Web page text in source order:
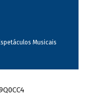
Musicais